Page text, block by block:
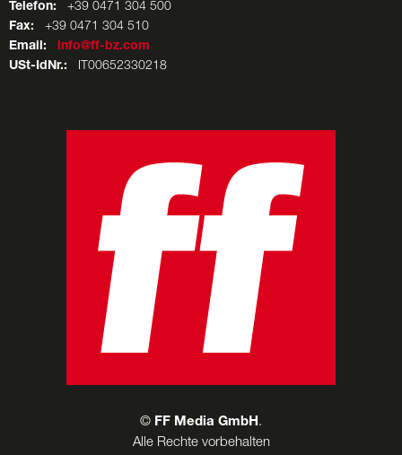
Telefon: +39 0471 304 500
Fax: +39 0471 304 510
Email:
info@ff-bz.com
USt-IdNr.: IT00652330218
© FF Media GmbH.
Alle Rechte vorbehalten